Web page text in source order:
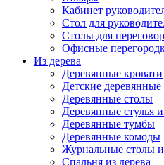
Кабинет
Стол для
Столы для
Офисные
Из дерева
Деревянные кровати
Детские деревянные
Деревянные столы
Деревянные стулья
Деревянные тумбы
Деревянные комоды
Журнальные столы
Спальня из дерева